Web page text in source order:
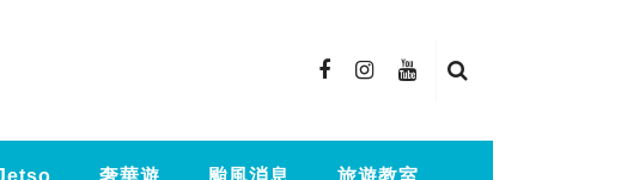
奢華遊 颱風消息 旅遊教室